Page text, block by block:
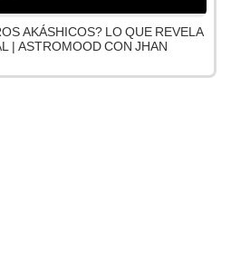
AKÁSHICOS? LO QUE REVELA
| ASTROMOOD CON JHAN